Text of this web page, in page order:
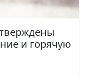
и горячую